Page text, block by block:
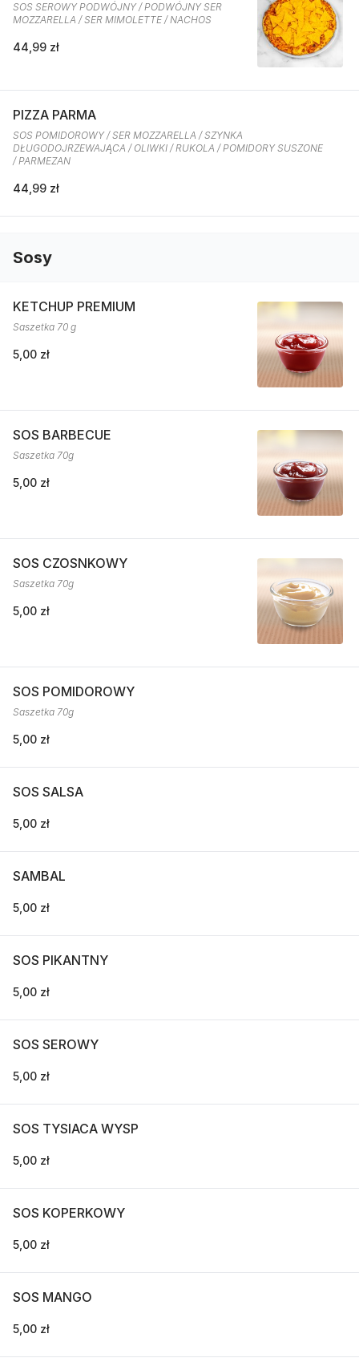
SOS SEROWY PODWÓJNY / PODWÓJNY SER
MOZZARELLA / SER MIMOLETTE / NACHOS
44,99 zł
PIZZA PARMA
SOS POMIDOROWY / SER MOZZARELLA / SZYNKA
DŁUGODOJRZEWAJĄCA / OLIWKI / RUKOLA / POMIDORY SUSZONE
/ PARMEZAN
44,99 zł
Sosy
KETCHUP PREMIUM
Saszetka 70 g
5,00 zł
SOS BARBECUE
Saszetka 70g
5,00 zł
SOS CZOSNKOWY
Saszetka 70g
5,00 zł
SOS POMIDOROWY
Saszetka 70g
5,00 zł
SOS SALSA
5,00 zł
SAMBAL
5,00 zł
SOS PIKANTNY
5,00 zł
SOS SEROWY
5,00 zł
SOS TYSIACA WYSP
5,00 zł
SOS KOPERKOWY
5,00 zł
SOS MANGO
5,00 zł